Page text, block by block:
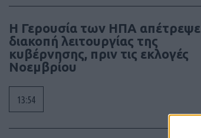
Η Γερουσία των ΗΠΑ απέτρεψε
διακοπή λειτουργίας της
κυβέρνησης, πριν τις εκλογές
Νοεμβρίου
13:54